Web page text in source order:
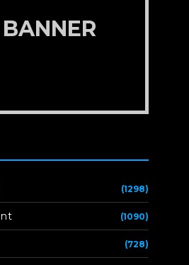
(1298)
(1090)
(728)